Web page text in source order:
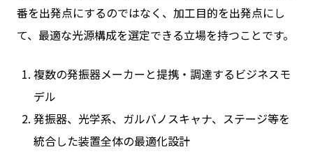
番を出発点にするのではなく、加工目的を出発点にし
て、最適な光源構成を選定できる立場を持つことです。
複数の発振器メーカーと提携・調達するビジネスモ
デル
発振器、光学系、ガルバノスキャナ、ステージ等を
統合した装置全体の最適化設計